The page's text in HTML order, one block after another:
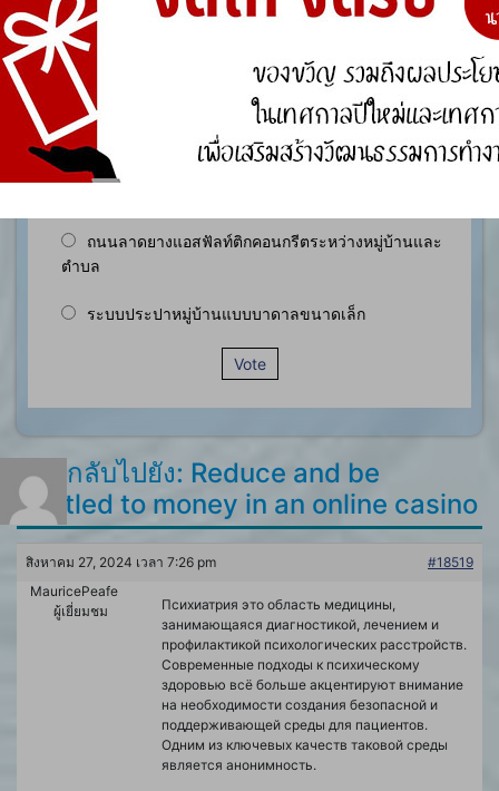
ประชาชนในเขตพื้นที่ตำบลหนองกุง มีความพึงพอใจ
ของต่อการดำเนินงานตามโครงการก่อสร้าง ประเภท
ใดมากที่สุด ?
ถนนลาดยางแอสฟัลท์ติกคอนกรีตระหว่างหมู่บ้านและ
ตำบล
ระบบประปาหมู่บ้านแบบบาดาลขนาดเล็ก
Vote
ตอบกลับไปยัง: Reduce and be
entitled to money in an online casino
สิงหาคม 27, 2024 เวลา 7:26 pm
#18519
MauricePeafe
ผู้เยี่ยมชม
Психиатрия это область медицины,
занимающаяся диагностикой, лечением и
профилактикой психологических расстройств.
Современные подходы к психическому
здоровью всё больше акцентируют внимание
на необходимости создания безопасной и
поддерживающей среды для пациентов.
Одним из ключевых качеств таковой среды
является анонимность.